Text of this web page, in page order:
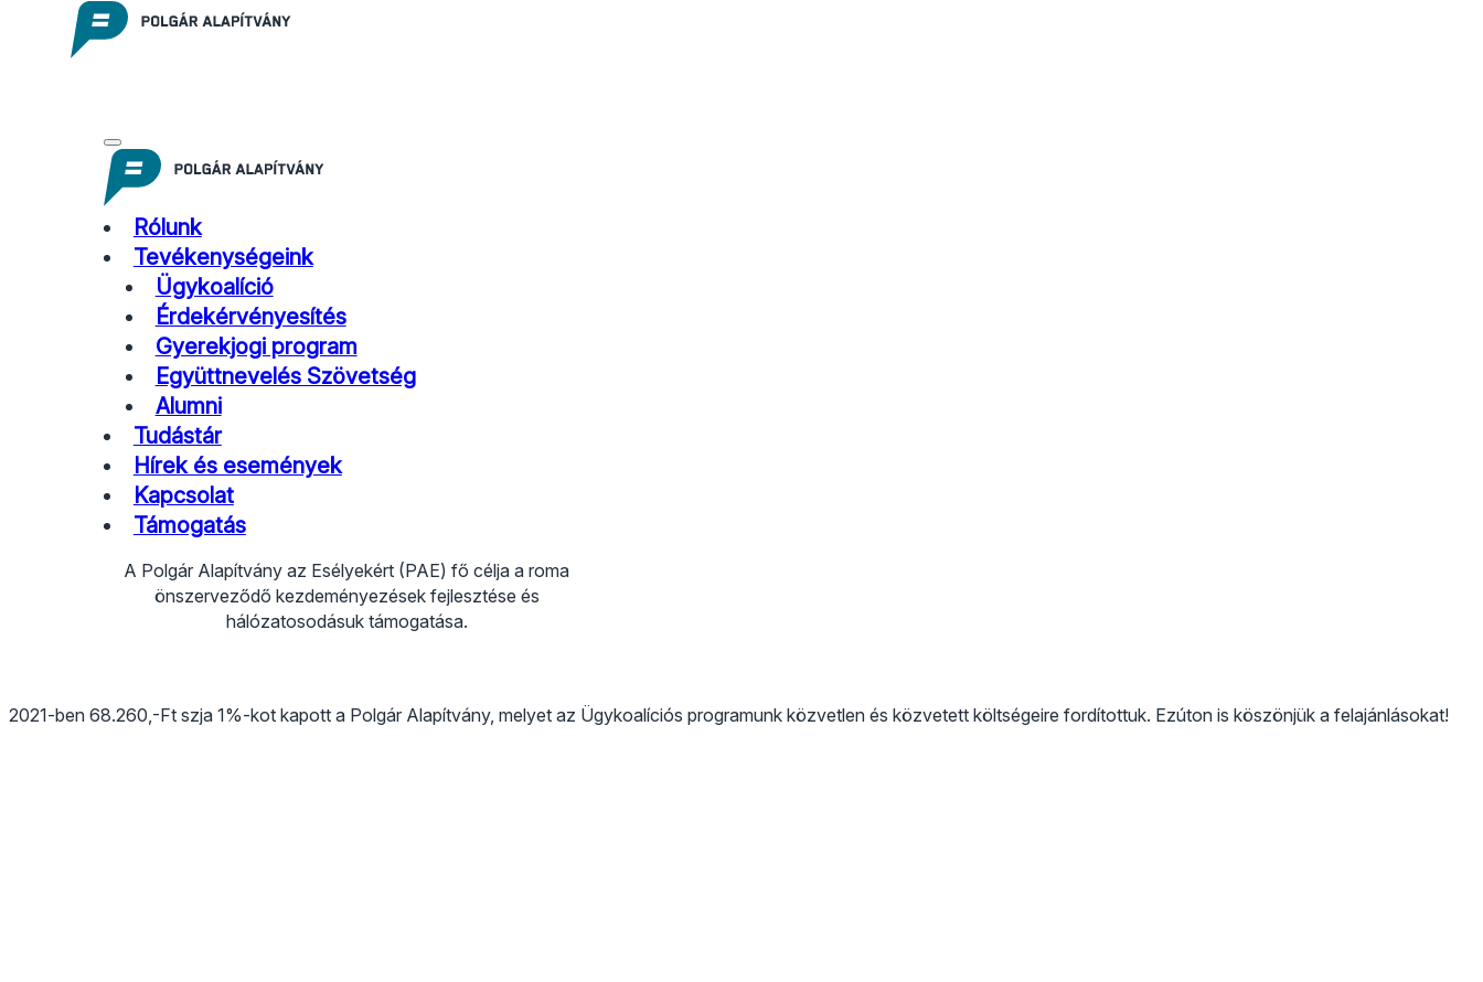
Rólunk
Tevékenységeink
Ügykoalíció
Érdekérvényesítés
Gyerekjogi program
Együttnevelés Szövetség
Alumni
Tudástár
Hírek és események
Kapcsolat
Támogatás
A Polgár Alapítvány az Esélyekért (PAE) fő célja a roma
önszerveződő kezdeményezések fejlesztése és
hálózatosodásuk támogatása.
2021-ben 68.260,-Ft szja 1%-kot kapott a Polgár Alapítvány, melyet az Ügykoalíciós programunk közvetlen és közvetett költségeire fordítottuk. Ezúton is köszönjük a felajánlásokat!